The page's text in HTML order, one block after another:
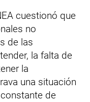
cuestionó que
no
de las
la falta de
la
una situación
de